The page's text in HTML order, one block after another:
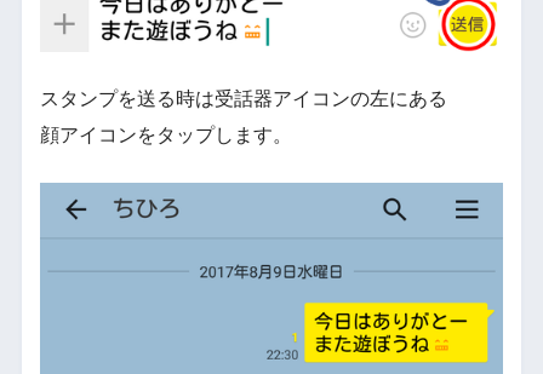
スタンプを送る時は受話器アイコンの左にある
顔アイコンをタップします。